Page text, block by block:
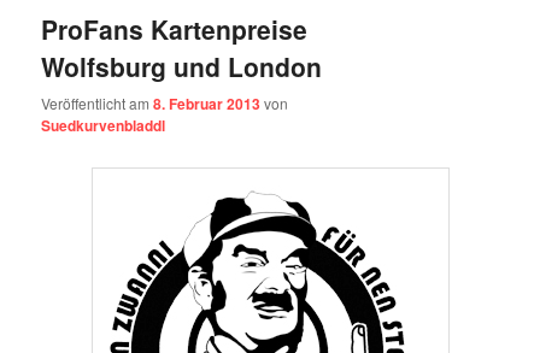
ProFans Kartenpreise
Wolfsburg und London
Veröffentlicht am8. Februar 2013von
Suedkurvenbladdl